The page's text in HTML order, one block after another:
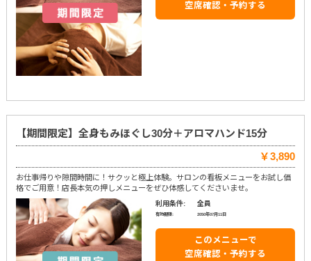
空席確認・予約する
【期間限定】全身もみほぐし30分＋アロマハンド15分
￥3,890
お仕事帰りや隙間時間に！サクッと極上体験。サロンの看板メニューをお試し価
格でご用意！店長本気の押しメニューをぜひ体感してくださいませ。
利用条件: 全員
有効期限: 2050年07月11日
このメニューで
空席確認・予約する